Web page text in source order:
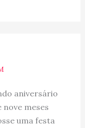
aniversário
nove meses
uma festa